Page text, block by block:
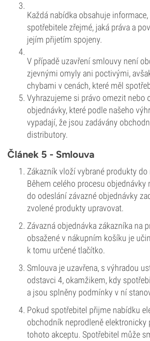
Každá nabídka obsahuje
spotřebitele zřejmé, jaká práva a
jejím přijetím spojeny.
V případě uzavření smlouvy není
zjevnými omyly ani poctivými,
chybami v cenách, které měl
Vyhrazujeme si právo omezit nebo
objednávky, které podle našeho
vypadají, že jsou zadávány
distributory.
Článek 5 - Smlouva
Zákazník vloží vybrané produkty
Během celého procesu objednávky
do odeslání závazné objednávky
zvolené produkty upravovat.
Závazná objednávka zákazníka na
obsažené v nákupním košíku je
k tomu určené tlačítko.
Smlouva je uzavřena, s výhradou
odstavci 4, okamžikem, kdy
a jsou splněny podmínky v ní
Pokud spotřebitel přijme nabídku
obchodník neprodleně
tohoto akceptu. Spotřebitel může